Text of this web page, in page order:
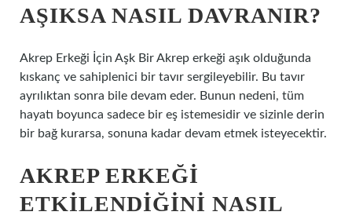
AŞIKSA NASIL DAVRANIR?
Akrep Erkeği İçin Aşk Bir Akrep erkeği aşık olduğunda
kıskanç ve sahiplenici bir tavır sergileyebilir. Bu tavır
ayrılıktan sonra bile devam eder. Bunun nedeni, tüm
hayatı boyunca sadece bir eş istemesidir ve sizinle derin
bir bağ kurarsa, sonuna kadar devam etmek isteyecektir.
AKREP ERKEĞI
ETKILENDIĞINI NASIL